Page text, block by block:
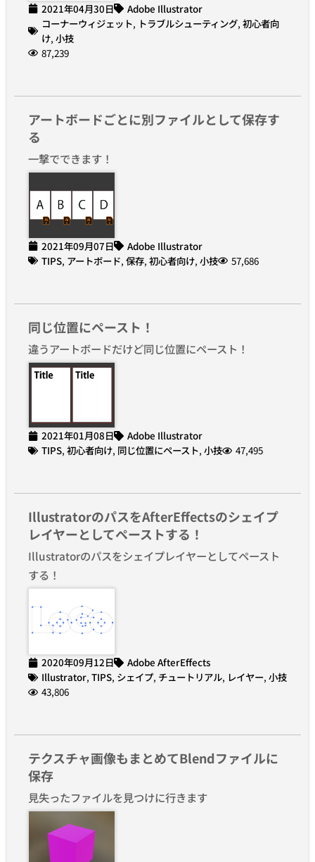
2021年04月30日
Adobe Illustrator
コーナーウィジェット, トラブルシューティング, 初心者向
け, 小技
87,239
アートボードごとに別ファイルとして保存す
る
一撃でできます！
2021年09月07日
Adobe Illustrator
TIPS, アートボード, 保存, 初心者向け, 小技 57,686
同じ位置にペースト！
違うアートボードだけど同じ位置にペースト！
2021年01月08日
Adobe Illustrator
TIPS, 初心者向け, 同じ位置にペースト, 小技 47,495
IllustratorのパスをAfterEffectsのシェイプ
レイヤーとしてペーストする！
Illustratorのパスをシェイプレイヤーとしてペースト
する！
2020年09月12日
Adobe AfterEffects
Illustrator, TIPS, シェイプ, チュートリアル, レイヤー, 小技
43,806
テクスチャ画像もまとめてBlendファイルに
保存
見失ったファイルを見つけに行きます